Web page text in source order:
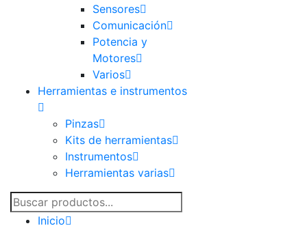
Sensores
Comunicación
Potencia y
Motores
Varios
Herramientas e instrumentos
Pinzas
Kits de herramientas
Instrumentos
Herramientas varias
Inicio